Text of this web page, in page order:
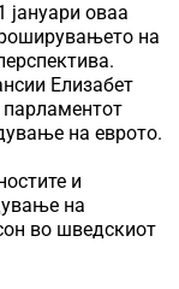
јануари оваа
на
Елизабет
парламентот
на еврото.
и
на
во шведскиот